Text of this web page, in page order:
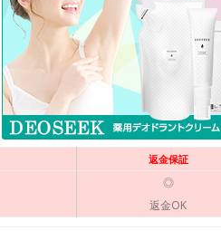
返金保証
◎
返金OK